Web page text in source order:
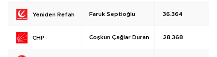
Yeniden Refah Faruk Septioğlu 36.364
CHP Coşkun Çağlar Duran 28.368